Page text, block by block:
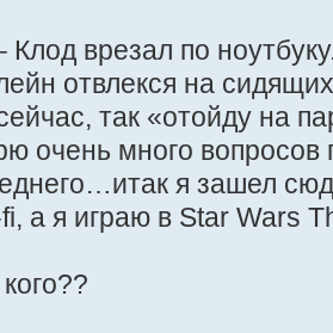
врезал по
отвлекся на
так «отойду на
очень много
я зашел
а я играю в Star Wars